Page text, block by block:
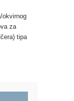
okvirnog
za
tipa